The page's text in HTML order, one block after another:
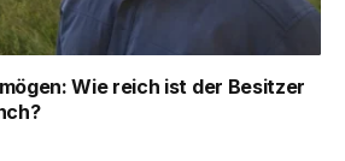
Wie reich ist der Besitzer